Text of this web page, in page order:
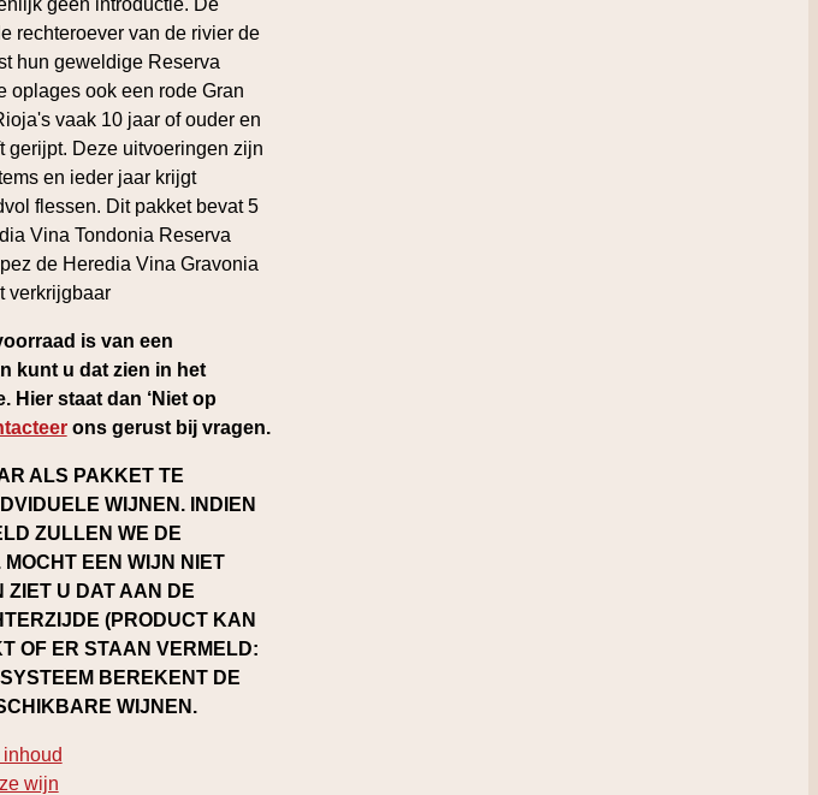
rechteroever van de rivier de
hun geweldige Reserva
oplages ook een rode Gran
vaak 10 jaar of ouder en
gerijpt. Deze uitvoeringen zijn
en ieder jaar krijgt
flessen. Dit pakket bevat 5
Vina Tondonia Reserva
de Heredia Vina Gravonia
verkrijgbaar
is van een
kunt u dat zien in het
Hier staat dan ‘Niet op
ons gerust bij vragen.
ALS PAKKET TE
WIJNEN. INDIEN
ZULLEN WE DE
EEN WIJN NIET
ZIET U DAT AAN DE
(PRODUCT KAN
OF ER STAAN VERMELD:
BEREKENT DE
WIJNEN.
wijn